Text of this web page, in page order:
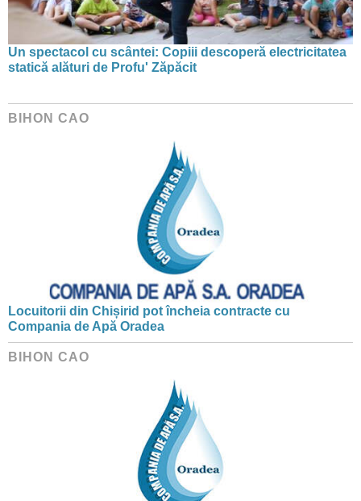
Un spectacol cu scântei: Copiii descoperă electricitatea
statică alături de Profu' Zăpăcit
BIHON CAO
Locuitorii din Chișirid pot încheia contracte cu
Compania de Apă Oradea
BIHON CAO